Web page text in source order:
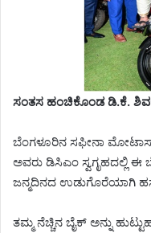
ಸಂತಸ ಹಂಚಿಕೊಂಡ ಡಿ.ಕೆ.
ಬೆಂಗಳೂರಿನ ಸಫೀನಾ
ಅವರು ಡಿಸಿಎಂ ಸ್ವಗೃಹದಲ್ಲಿ ಈ
ಜನ್ಮದಿನದ ಉಡುಗೊರೆಯಾಗಿ
ತಮ್ಮ ನೆಚ್ಚಿನ ಬೈಕ್ ಅನ್ನು